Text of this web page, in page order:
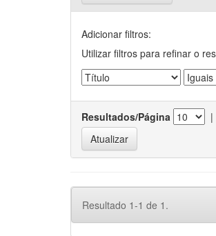
Adicionar filtros:
Utilizar filtros para refinar o
Resultados/Página |
Resultado 1-1 de 1.